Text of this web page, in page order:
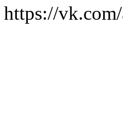
https://